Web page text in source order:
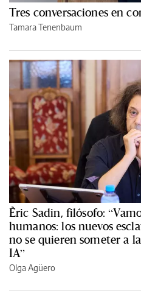
Tres conversaciones en
Tamara Tenenbaum
Èric Sadin, filósofo:
humanos: los nuevos
no se quieren someter a
IA”
Olga Agüero